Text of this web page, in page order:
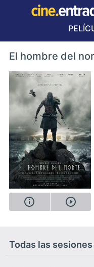
El hombre del
Todas las sesiones